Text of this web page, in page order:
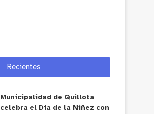
Recientes
Municipalidad de Quillota
celebra el Día de la Niñez con